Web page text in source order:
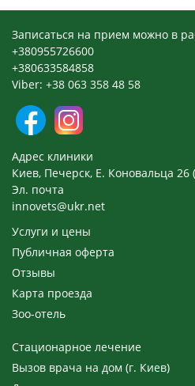
Записаться на прием можно в
+380955726600
+380633584858
Viber: +38 063 358 48 58
Адрес клиники
Киев, Печерск, Е. Коновальца
Эл. почта
innovets@ukr.net
Услуги и цены
Публичная оферта
Отзывы
Карта проезда
Зоо-отель
Стационарное лечение
Вызов врача на дом (г. Киев)